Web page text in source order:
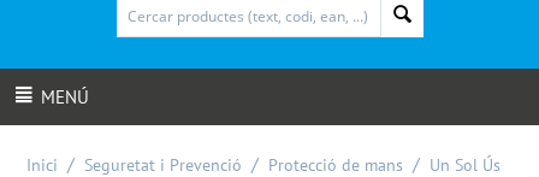
MENÚ
Inici / Seguretat i Prevenció / Protecció de mans / Un Sol Ús